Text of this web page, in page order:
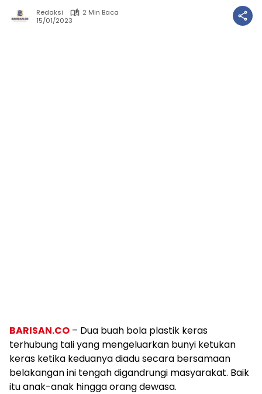
Redaksi
2 Min Baca
15/01/2023
BARISAN.CO – Dua buah bola plastik keras
terhubung tali yang mengeluarkan bunyi ketukan
keras ketika keduanya diadu secara bersamaan
belakangan ini tengah digandrungi masyarakat. Baik
itu anak-anak hingga orang dewasa.